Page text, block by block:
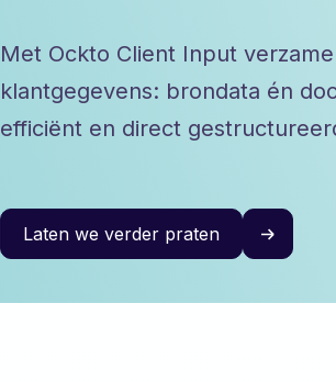
Met Ockto Client Input
klantgegevens: brondata én
efficiënt en direct
Laten we verder praten